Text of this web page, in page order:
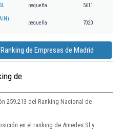
pequeña 5611
pequeña 7020
de Empresas de Madrid
de
259.213 del Ranking Nacional de
en el ranking de Amedes Sl y